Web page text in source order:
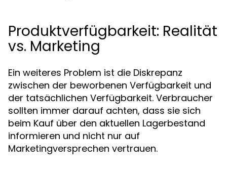
Produktverfügbarkeit: Realität
vs. Marketing
Ein weiteres Problem ist die Diskrepanz
zwischen der beworbenen Verfügbarkeit und
der tatsächlichen Verfügbarkeit. Verbraucher
sollten immer darauf achten, dass sie sich
beim Kauf über den aktuellen Lagerbestand
informieren und nicht nur auf
Marketingversprechen vertrauen.